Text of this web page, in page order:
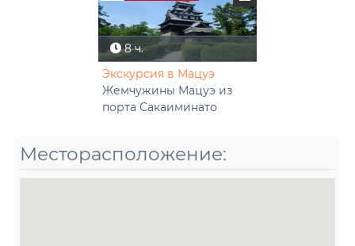
8 ч.
Экскурсия в Мацуэ
Жемчужины Мацуэ из
порта Сакаиминато
Месторасположение: